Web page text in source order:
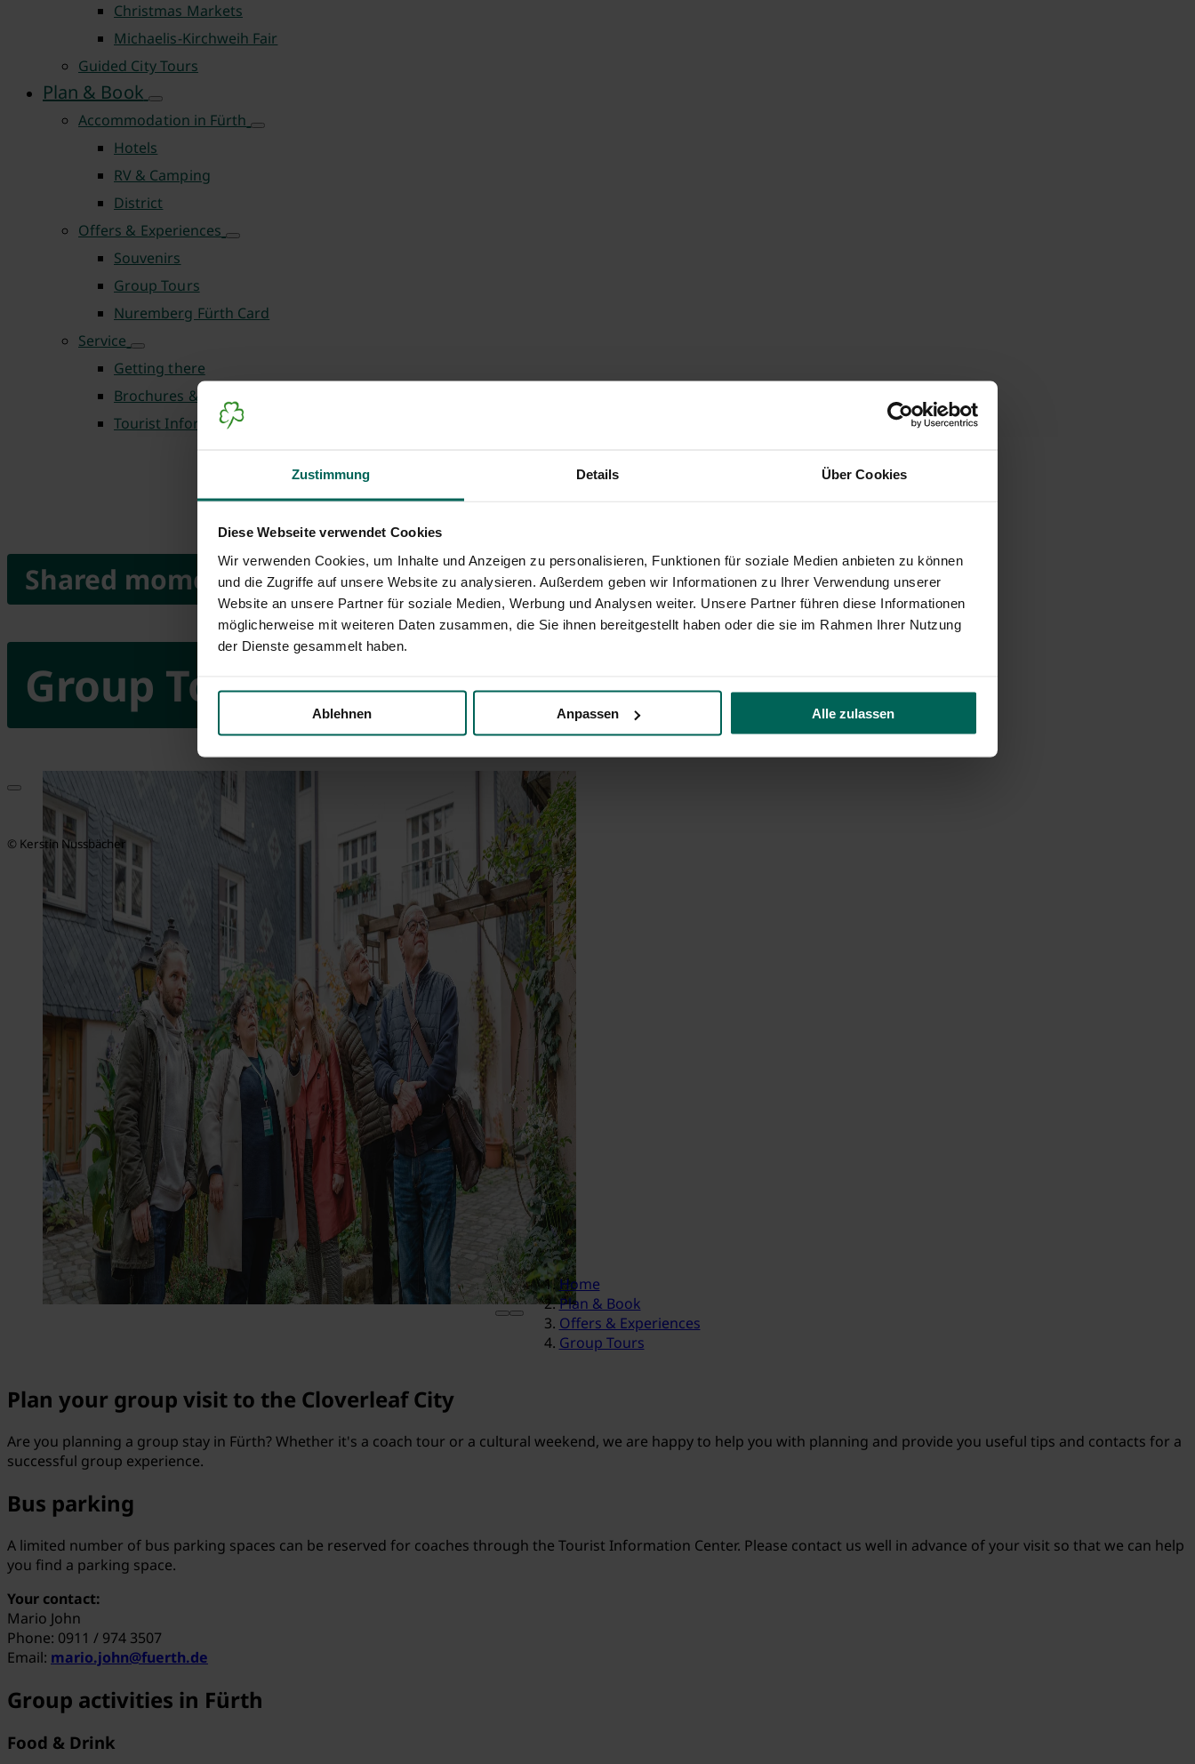
Zustimmung Details Über Cookies
Diese Webseite verwendet Cookies
Wir verwenden Cookies, um Inhalte und Anzeigen zu personalisieren, Funktionen für soziale Medien anbieten zu können
und die Zugriffe auf unsere Website zu analysieren. Außerdem geben wir Informationen zu Ihrer Verwendung unserer
Website an unsere Partner für soziale Medien, Werbung und Analysen weiter. Unsere Partner führen diese Informationen
möglicherweise mit weiteren Daten zusammen, die Sie ihnen bereitgestellt haben oder die sie im Rahmen Ihrer Nutzung
der Dienste gesammelt haben.
Ablehnen Anpassen Alle zulassen
Christmas Markets
Michaelis-Kirchweih Fair
Guided City Tours
Plan & Book
Accommodation in Fürth
Hotels
RV & Camping
District
Offers & Experiences
Souvenirs
Group Tours
Nuremberg Fürth Card
Service
Getting there
Brochures & Downloads
Tourist Information Centre
Group Tours
Shared moments of happiness in Fürth
© Kerstin Nussbächer
Home
Plan & Book
Offers & Experiences
Group Tours
Plan your group visit to the Cloverleaf City
Are you planning a group stay in Fürth? Whether it's a coach tour or a cultural weekend, we are happy to help you with planning and provide you useful tips and contacts for a
successful group experience.
Bus parking
A limited number of bus parking spaces can be reserved for coaches through the Tourist Information Center. Please contact us well in advance of your visit so that we can help
you find a parking space.
Your contact:
Mario John
Phone: 0911 / 974 3507
Email: mario.john@fuerth.de
Group activities in Fürth
Food & Drink